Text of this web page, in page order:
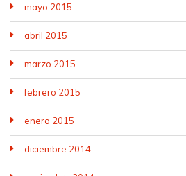
mayo 2015
abril 2015
marzo 2015
febrero 2015
enero 2015
diciembre 2014